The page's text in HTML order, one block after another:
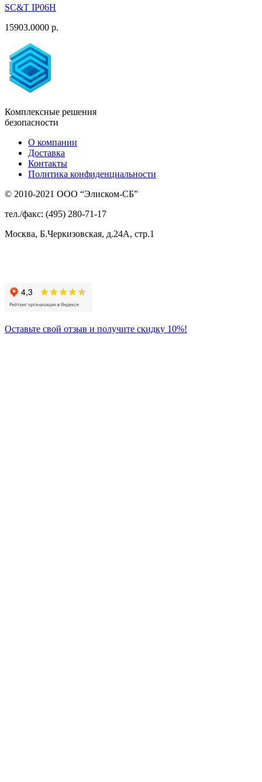
SC&T IP06H
15903.0000 р.
Комплексные решения
безопасности
О компании
Доставка
Контакты
Политика конфиденциальности
© 2010-2021 ООО “Элиском-СБ”
тел./факс: (495) 280-71-17
Москва, Б.Черкизовская, д.24А, стр.1
Оставьте свой отзыв и получите скидку 10%!